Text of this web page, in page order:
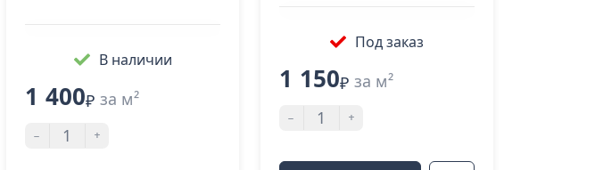
В наличии
1 400₽ за м²
- +
Под заказ
1 150₽ за м²
- +